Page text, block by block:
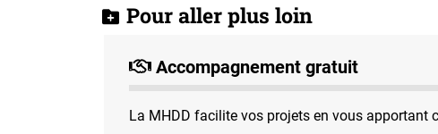
Pour aller plus loin
Accompagnement gratuit
La MHDD facilite vos projets en vous apportant